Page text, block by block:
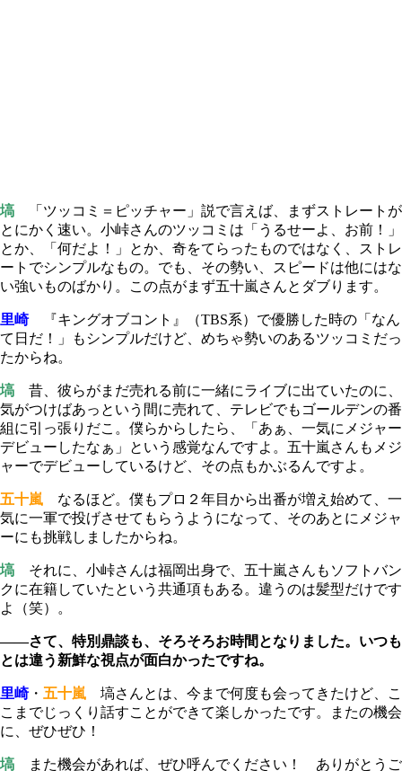
塙 「ツッコミ＝ピッチャー」説で言えば、まずストレートが
とにかく速い。小峠さんのツッコミは「うるせーよ、お前！」
とか、「何だよ！」とか、奇をてらったものではなく、ストレ
ートでシンプルなもの。でも、その勢い、スピードは他にはな
い強いものばかり。この点がまず五十嵐さんとダブります。
里崎『キングオブコント』（TBS系）で優勝した時の「なん
て日だ！」もシンプルだけど、めちゃ勢いのあるツッコミだっ
たからね。
塙 昔、彼らがまだ売れる前に一緒にライブに出ていたのに、
気がつけばあっという間に売れて、テレビでもゴールデンの番
組に引っ張りだこ。僕らからしたら、「あぁ、一気にメジャー
デビューしたなぁ」という感覚なんですよ。五十嵐さんもメジ
ャーでデビューしているけど、その点もかぶるんですよ。
五十嵐 なるほど。僕もプロ２年目から出番が増え始めて、一
気に一軍で投げさせてもらうようになって、そのあとにメジャ
ーにも挑戦しましたからね。
塙 それに、小峠さんは福岡出身で、五十嵐さんもソフトバン
クに在籍していたという共通項もある。違うのは髪型だけです
よ（笑）。
――さて、特別鼎談も、そろそろお時間となりました。いつも
とは違う新鮮な視点が面白かったですね。
里崎・ 五十嵐 塙さんとは、今まで何度も会ってきたけど、こ
こまでじっくり話すことができて楽しかったです。またの機会
に、ぜひぜひ！
塙 また機会があれば、ぜひ呼んでください！ ありがとうご